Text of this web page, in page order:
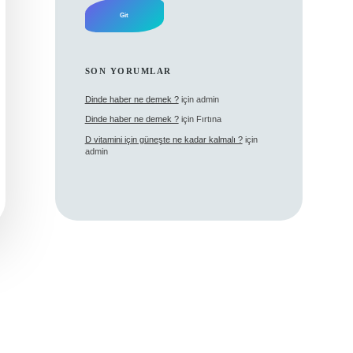
SON YORUMLAR
Dinde haber ne demek ?için admin
Dinde haber ne demek ?için Fırtına
D vitamini için güneşte ne kadar kalmalı ?için
admin